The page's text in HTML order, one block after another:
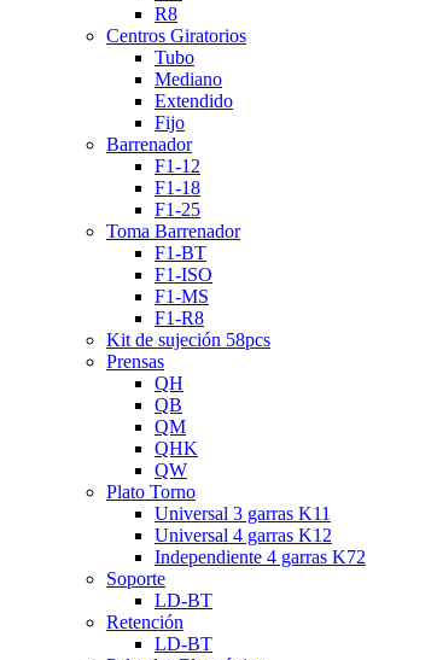
R8
Centros Giratorios
Tubo
Mediano
Extendido
Fijo
Barrenador
F1-12
F1-18
F1-25
Toma Barrenador
F1-BT
F1-ISO
F1-MS
F1-R8
Kit de sujeción 58pcs
Prensas
QH
QB
QM
QHK
QW
Plato Torno
Universal 3 garras K11
Universal 4 garras K12
Independiente 4 garras K72
Soporte
LD-BT
Retención
LD-BT